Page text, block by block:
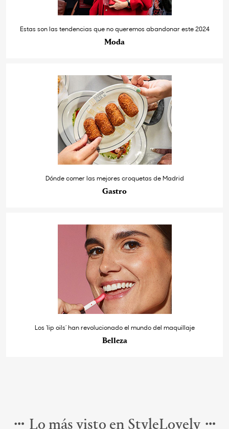
Estas son las tendencias que no queremos abandonar este 2024
Moda
Dónde comer las mejores croquetas de Madrid
Gastro
Los ‘lip oils’ han revolucionado el mundo del maquillaje
Belleza
Lo más visto en StyleLovely